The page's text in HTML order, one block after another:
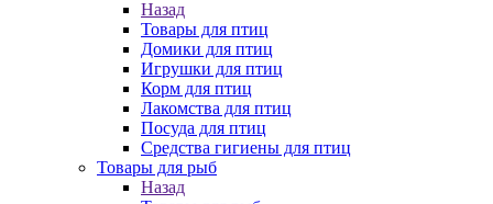
Назад
Товары для птиц
Домики для птиц
Игрушки для птиц
Корм для птиц
Лакомства для птиц
Посуда для птиц
Средства гигиены для птиц
Товары для рыб
Назад